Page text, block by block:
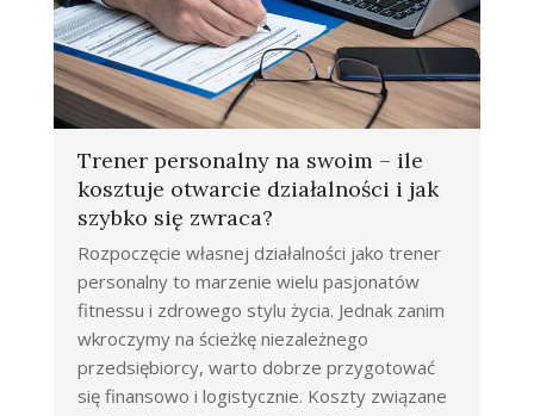
Trener personalny na swoim – ile
kosztuje otwarcie działalności i jak
szybko się zwraca?
Rozpoczęcie własnej działalności jako trener
personalny to marzenie wielu pasjonatów
fitnessu i zdrowego stylu życia. Jednak zanim
wkroczymy na ścieżkę niezależnego
przedsiębiorcy, warto dobrze przygotować
się finansowo i logistycznie. Koszty związane